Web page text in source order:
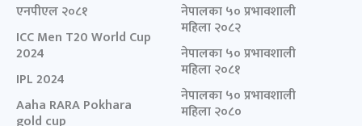
एनपीएल २०८१
ICC Men T20 World Cup
2024
IPL 2024
Aaha RARA Pokhara
gold cup
नेपालका ५० प्रभावशाली
महिला २०८२
नेपालका ५० प्रभावशाली
महिला २०८१
नेपालका ५० प्रभावशाली
महिला २०८०